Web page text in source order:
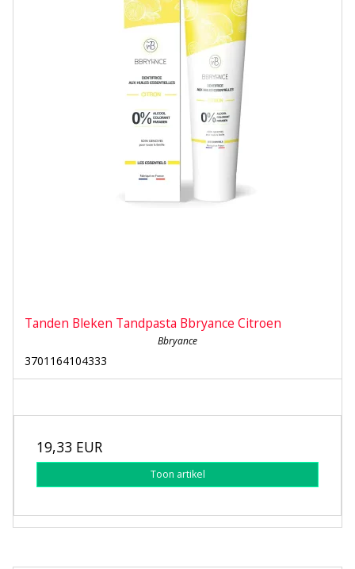
Tanden Bleken Tandpasta Bbryance Citroen
Bbryance
3701164104333
19,33 EUR
Toon artikel